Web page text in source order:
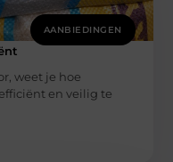
AANBIEDINGEN
weet je hoe
en veilig te